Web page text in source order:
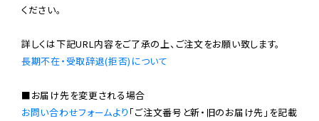
ください。
長期不在・受取辞退(拒否)について
お問い合わせフォームより 「ご注文番号と新・旧のお届け先」を記載